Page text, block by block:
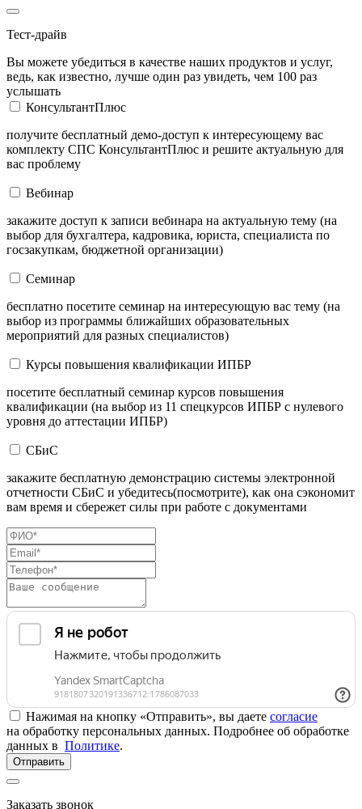
Тест-драйв
Вы можете убедиться в качестве наших продуктов и услуг,
ведь, как известно, лучше один раз увидеть, чем 100 раз
услышать
КонсультантПлюс
получите бесплатный демо-доступ к интересующему вас
комплекту СПС КонсультантПлюс и решите актуальную для
вас проблему
Вебинар
закажите доступ к записи вебинара на актуальную тему (на
выбор для бухгалтера, кадровика, юриста, специалиста по
госзакупкам, бюджетной организации)
Семинар
бесплатно посетите семинар на интересующую вас тему (на
выбор из программы ближайших образовательных
мероприятий для разных специалистов)
Курсы повышения квалификации ИПБР
посетите бесплатный семинар курсов повышения
квалификации (на выбор из 11 спецкурсов ИПБР с нулевого
уровня до аттестации ИПБР)
СБиС
закажите бесплатную демонстрацию системы электронной
отчетности СБиС и убедитесь(посмотрите), как она сэкономит
вам время и сбережет силы при работе с документами
Нажимая на кнопку «Отправить», вы даете согласие
на обработку персональных данных. Подробнее об обработке
данных в Политике.
Отправить
Заказать звонок